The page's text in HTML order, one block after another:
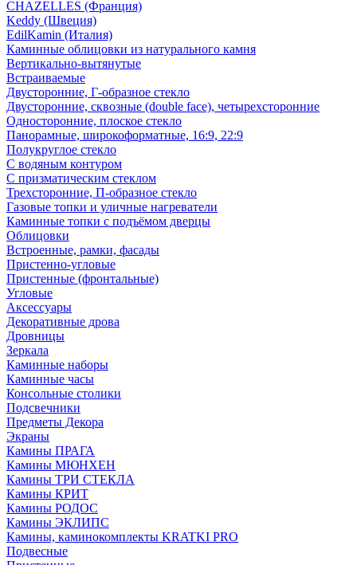
CHAZELLES (Франция)
Keddy (Швеция)
EdilKamin (Италия)
Каминные облицовки из натурального камня
Вертикально-вытянутые
Встраиваемые
Двусторонние, Г-образное стекло
Двусторонние, сквозные (double face), четырехсторонние
Односторонние, плоское стекло
Панорамные, широкоформатные, 16:9, 22:9
Полукруглое стекло
С водяным контуром
С призматическим стеклом
Трехсторонние, П-образное стекло
Газовые топки и уличные нагреватели
Каминные топки с подъёмом дверцы
Облицовки
Встроенные, рамки, фасады
Пристенно-угловые
Пристенные (фронтальные)
Угловые
Аксессуары
Декоративные дрова
Дровницы
Зеркала
Каминные наборы
Каминные часы
Консольные столики
Подсвечники
Предметы Декора
Экраны
Камины ПРАГА
Камины МЮНХЕН
Камины ТРИ СТЕКЛА
Камины КРИТ
Камины РОДОС
Камины ЭКЛИПС
Камины, каминокомплекты KRATKI PRO
Подвесные